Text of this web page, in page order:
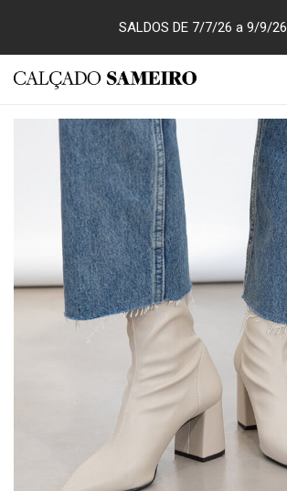
SALDOS DE 7/7/26 a 9/9/26